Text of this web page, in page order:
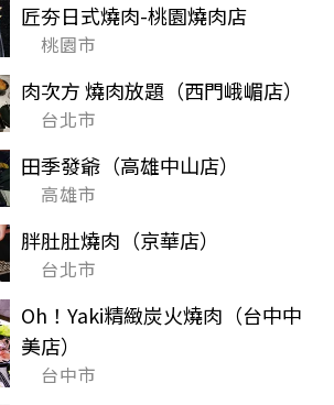
匠夯日式燒肉-桃園燒肉店
桃園市
肉次方 燒肉放題（西門峨嵋店）
台北市
田季發爺（高雄中山店）
高雄市
胖肚肚燒肉（京華店）
台北市
Oh！Yaki精緻炭火燒肉（台中中
美店）
台中市